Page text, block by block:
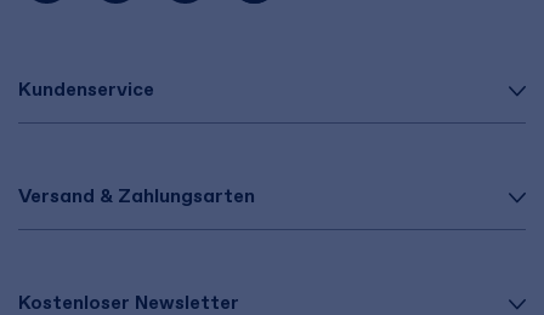
Kundenservice
Versand & Zahlungsarten
Kostenloser Newsletter